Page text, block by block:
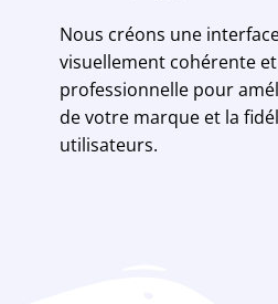
Nous créons une
visuellement cohérente et
professionnelle pour
de votre marque et la
utilisateurs.